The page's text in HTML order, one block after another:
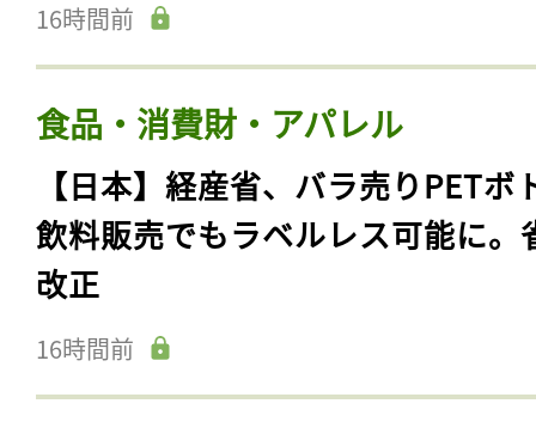
16時間前
食品・消費財・アパレル
【日本】経産省、バラ売りPETボ
飲料販売でもラベルレス可能に。
改正
16時間前